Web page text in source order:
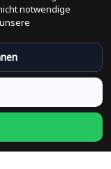
notwendige